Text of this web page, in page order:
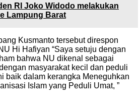
RI Joko Widodo melakukan
Lampung Barat
Kusmanto tersebut direspon
Hi Hafiyan “Saya setuju dengan
bahwa NU dikenal sebagai
masyarakat kecil dan peduli
baik dalam kerangka Meneguhkan
Islam yang Peduli Umat, ”